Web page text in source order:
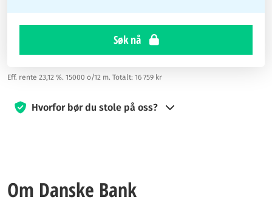
Søk nå
Eff. rente 23,12 %. 15000 o/12 m. Totalt: 16 759 kr
Hvorfor bør du stole på oss?
beslutningene.
Om Danske Bank